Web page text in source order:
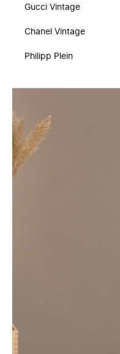
Gucci Vintage
Chanel Vintage
Philipp Plein